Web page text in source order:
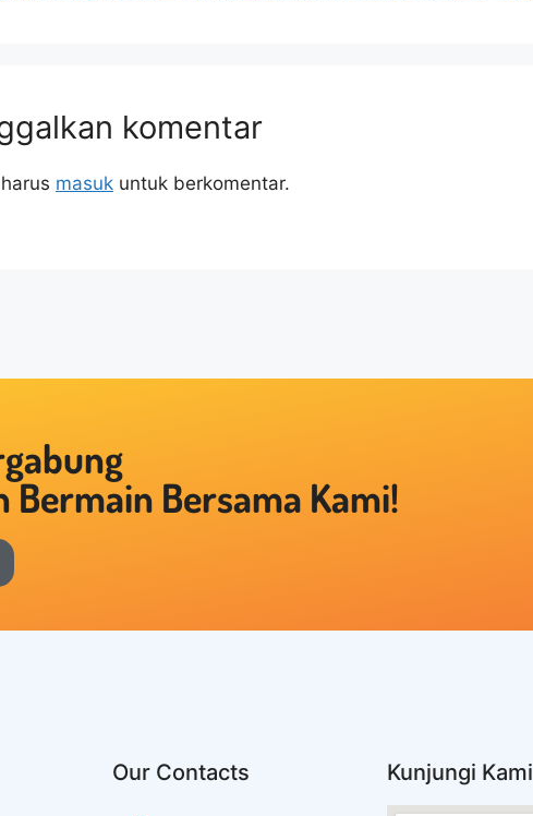
komentar
masuk untuk berkomentar.
Bermain Bersama Kami!
Our Contacts Kunjungi Kami